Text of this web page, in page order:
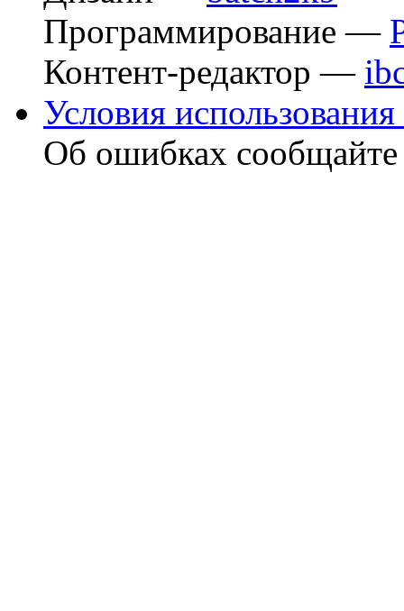
Программирование —
Контент-редактор —
Условия использования
Об ошибках